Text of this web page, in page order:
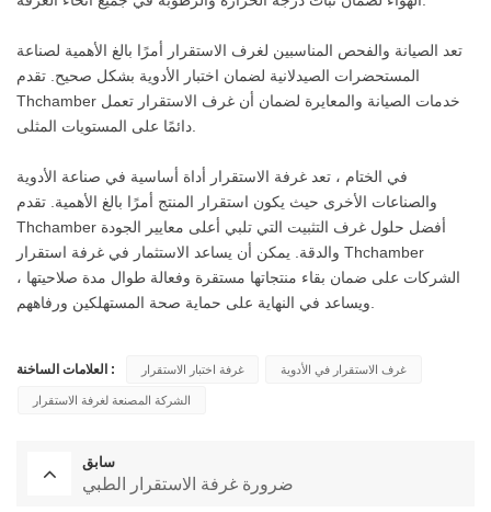
تعد الصيانة والفحص المناسبين لغرف الاستقرار أمرًا بالغ الأهمية لصناعة
المستحضرات الصيدلانية لضمان اختبار الأدوية بشكل صحيح. تقدم
Thchamber خدمات الصيانة والمعايرة لضمان أن غرف الاستقرار تعمل
في الختام ، تعد غرفة الاستقرار أداة أساسية في صناعة الأدوية
والصناعات الأخرى حيث يكون استقرار المنتج أمرًا بالغ الأهمية. تقدم
Thchamber أفضل حلول غرف التثبيت التي تلبي أعلى معايير الجودة
والدقة. يمكن أن يساعد الاستثمار في غرفة استقرار Thchamber
الشركات على ضمان بقاء منتجاتها مستقرة وفعالة طوال مدة صلاحيتها ،
العلامات الساخنة : غرفة اختبار الاستقرار غرف الاستقرار في الأدوية
الشركة المصنعة لغرفة الاستقرار
سابق
ضرورة غرفة الاستقرار الطبي